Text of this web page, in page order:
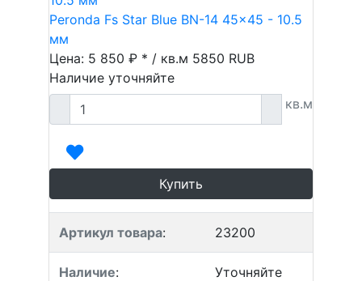
Peronda Fs Star Blue BN-14 45x45 - 10.5
мм
Цена: 5 850 ₽ * / кв.м 5850 RUB
Наличие уточняйте
кв.м
Купить
Артикул товара: 23200
Наличие: Уточняйте